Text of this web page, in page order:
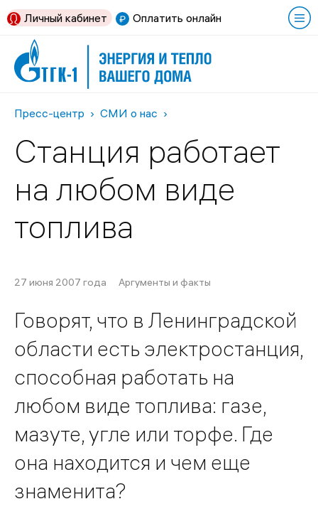
Оплатить онлайн
Личный кабинет
Пресс-центр СМИ о нас
Станция работает
на любом виде
топлива
27 июня 2007 года Аргументы и факты
Говорят, что в Ленинградской
области есть электростанция,
способная работать на
любом виде топлива: газе,
мазуте, угле или торфе. Где
она находится и чем еще
знаменита?